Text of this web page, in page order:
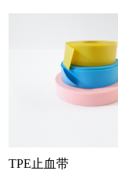
TPE止血带